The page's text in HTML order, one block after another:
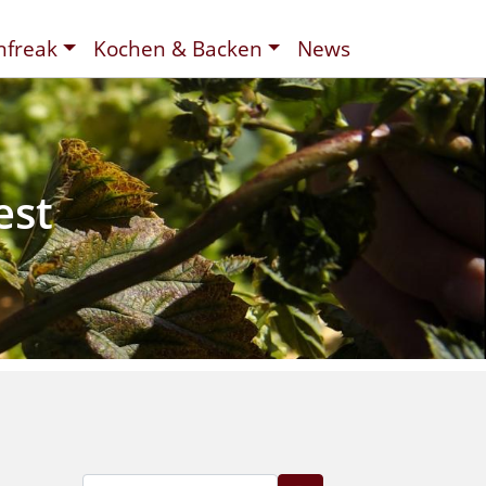
Kochen & Backen News